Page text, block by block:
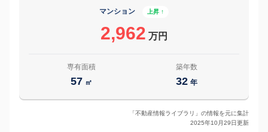
マンション 上昇 ↑
2,962 万円
専有面積
57 ㎡
築年数
32 年
「不動産情報ライブラリ」の情報を元に集計
2025年10月29日更新